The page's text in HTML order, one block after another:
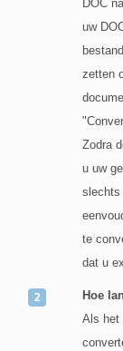
DOC
uw
zetten
Zodra
u uw
slechts
te
dat u
Hoe
Als het